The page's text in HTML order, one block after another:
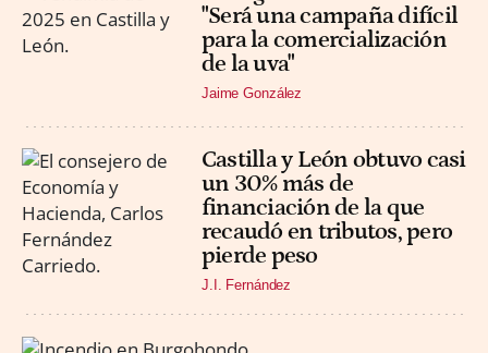
"Será una campaña difícil
para la comercialización
de la uva"
Jaime González
Castilla y León obtuvo casi
un 30% más de
financiación de la que
recaudó en tributos, pero
pierde peso
J.I. Fernández